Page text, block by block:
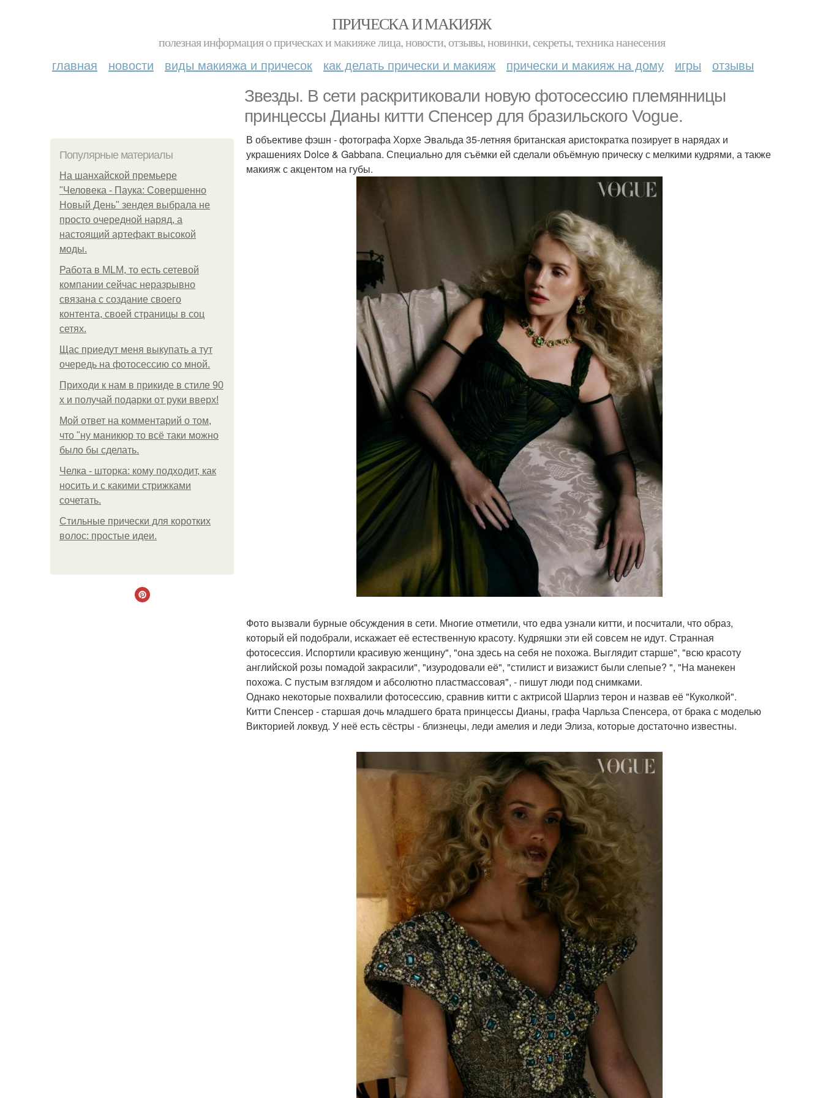
ПРИЧЕСКА И МАКИЯЖ
полезная информация о прическах и макияже лица, новости, отзывы, новинки, секреты, техника нанесения
главная новости виды макияжа и причесок как делать прически и макияж прически и макияж на дому игры отзывы
Звезды. В сети раскритиковали новую фотосессию племянницы
принцессы Дианы китти Спенсер для бразильского Vogue.
Популярные материалы
На шанхайской премьере
"Человека - Паука: Совершенно
Новый День" зендея выбрала не
просто очередной наряд, а
настоящий артефакт высокой
моды.
Работа в MLM, то есть сетевой
компании сейчас неразрывно
связана с создание своего
контента, своей страницы в соц
сетях.
Щас приедут меня выкупать а тут
очередь на фотосессию со мной.
Приходи к нам в прикиде в стиле 90
х и получай подарки от руки вверх!
Мой ответ на комментарий о том,
что "ну маникюр то всё таки можно
было бы сделать.
Челка - шторка: кому подходит, как
носить и с какими стрижками
сочетать.
Стильные прически для коротких
волос: простые идеи.
В объективе фэшн - фотографа Хорхе Эвальда 35-летняя британская аристократка позирует в нарядах и
украшениях Dolce & Gabbana. Специально для съёмки ей сделали объёмную прическу с мелкими кудрями, а также
макияж с акцентом на губы.
Фото вызвали бурные обсуждения в сети. Многие отметили, что едва узнали китти, и посчитали, что образ,
который ей подобрали, искажает её естественную красоту. Кудряшки эти ей совсем не идут. Странная
фотосессия. Испортили красивую женщину", "она здесь на себя не похожа. Выглядит старше", "всю красоту
английской розы помадой закрасили", "изуродовали её", "стилист и визажист были слепые? ", "На манекен
похожа. С пустым взглядом и абсолютно пластмассовая", - пишут люди под снимками.
Однако некоторые похвалили фотосессию, сравнив китти с актрисой Шарлиз терон и назвав её "Куколкой".
Китти Спенсер - старшая дочь младшего брата принцессы Дианы, графа Чарльза Спенсера, от брака с моделью
Викторией локвуд. У неё есть сёстры - близнецы, леди амелия и леди Элиза, которые достаточно известны.